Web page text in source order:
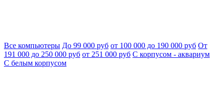
Все компьютеры До 99 000 руб от 100 000 до 190 000 руб От
191 000 до 250 000 руб от 251 000 руб С корпусом - аквариум
С белым корпусом